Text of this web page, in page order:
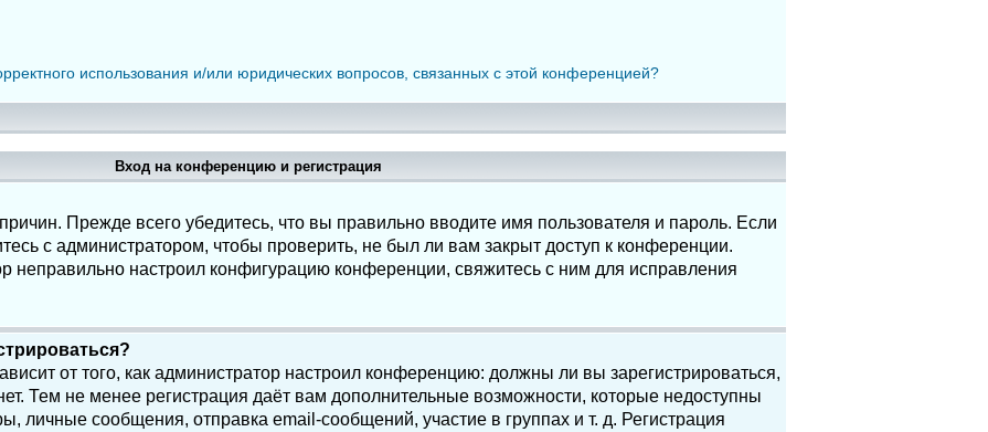
использования и/или юридических вопросов, связанных с этой конференцией?
Вход на конференцию и регистрация
Прежде всего убедитесь, что вы правильно вводите имя пользователя и пароль. Если
с администратором, чтобы проверить, не был ли вам закрыт доступ к конференции.
неправильно настроил конфигурацию конференции, свяжитесь с ним для исправления
от того, как администратор настроил конференцию: должны ли вы зарегистрироваться,
Тем не менее регистрация даёт вам дополнительные возможности, которые недоступны
личные сообщения, отправка email-сообщений, участие в группах и т. д. Регистрация